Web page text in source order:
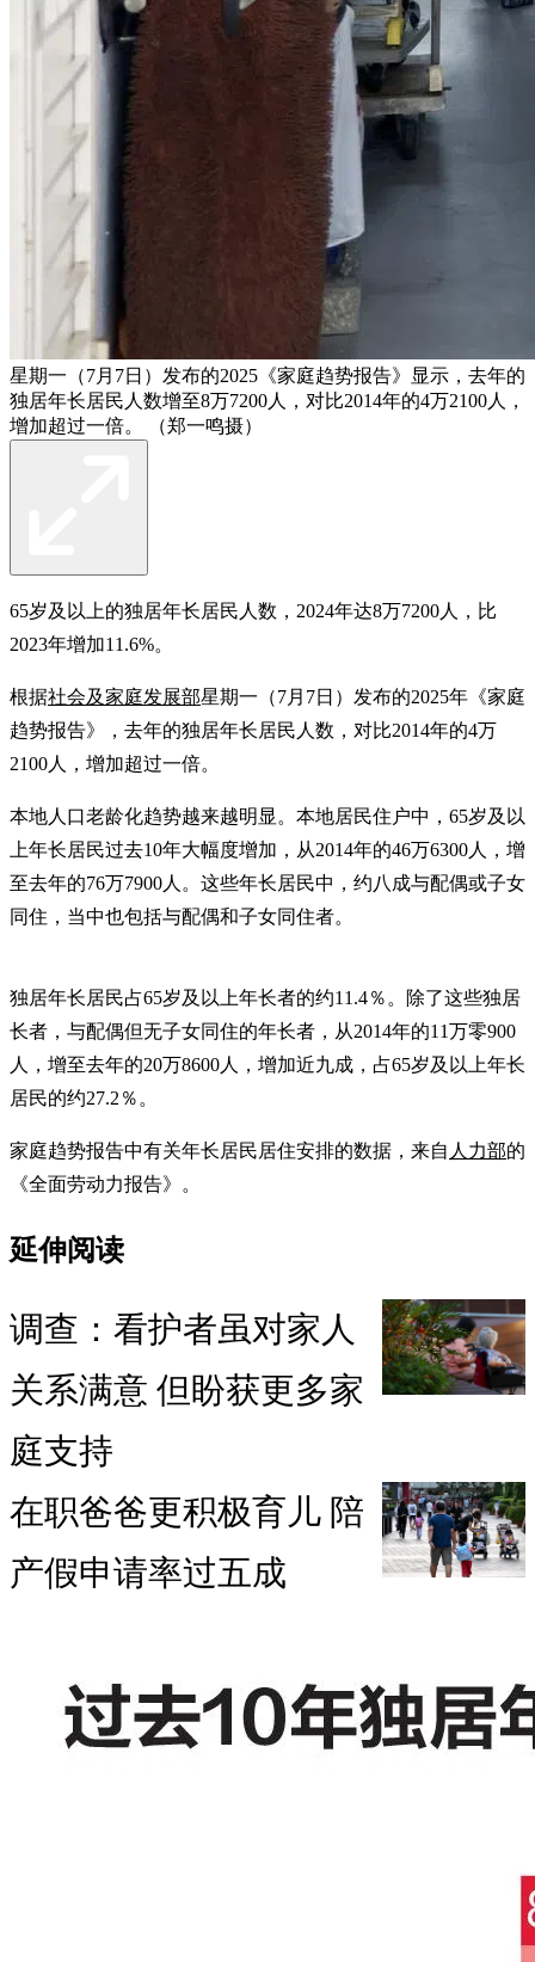
星期一（7月7日）发布的2025《家庭趋势报告》显示，去年的
独居年长居民人数增至8万7200人，对比2014年的4万2100人，
增加超过一倍。 （郑一鸣摄）
65岁及以上的独居年长居民人数，2024年达8万7200人，比
2023年增加11.6%。
根据社会及家庭发展部星期一（7月7日）发布的2025年《家庭
趋势报告》，去年的独居年长居民人数，对比2014年的4万
2100人，增加超过一倍。
本地人口老龄化趋势越来越明显。本地居民住户中，65岁及以
上年长居民过去10年大幅度增加，从2014年的46万6300人，增
至去年的76万7900人。这些年长居民中，约八成与配偶或子女
同住，当中也包括与配偶和子女同住者。
独居年长居民占65岁及以上年长者的约11.4％。除了这些独居
长者，与配偶但无子女同住的年长者，从2014年的11万零900
人，增至去年的20万8600人，增加近九成，占65岁及以上年长
居民的约27.2％。
家庭趋势报告中有关年长居民居住安排的数据，来自 人力部的
《全面劳动力报告》。
延伸阅读
调查：看护者虽对家人
关系满意 但盼获更多家
庭支持
在职爸爸更积极育儿 陪
产假申请率过五成